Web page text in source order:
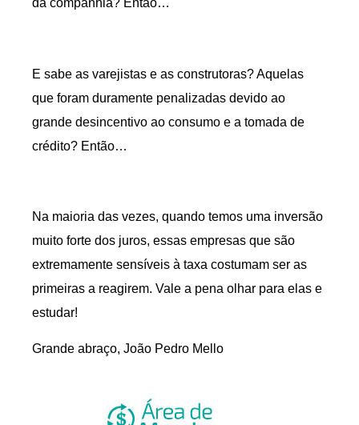
E sabe as varejistas e as construtoras? Aquelas
que foram duramente penalizadas devido ao
grande desincentivo ao consumo e a tomada de
crédito? Então…
Na maioria das vezes, quando temos uma inversão
muito forte dos juros, essas empresas que são
extremamente sensíveis à taxa costumam ser as
primeiras a reagirem. Vale a pena olhar para elas e
estudar!
Grande abraço, João Pedro Mello